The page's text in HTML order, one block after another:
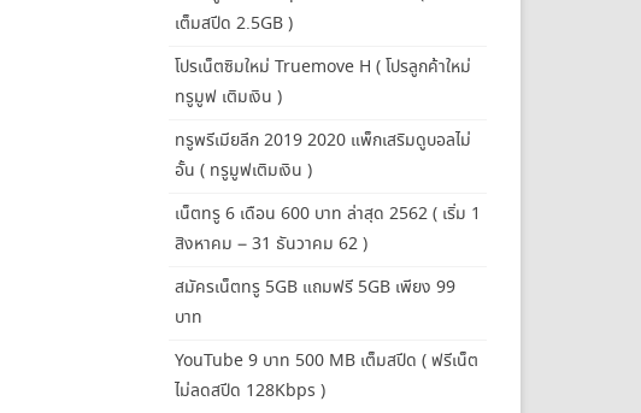
เต็มสปีด 2.5GB )
โปรเน็ตซิมใหม่ Truemove H ( โปรลูกค้าใหม่
ทรูมูฟ เติมเงิน )
ทรูพรีเมียลีก 2019 2020 แพ็กเสริมดูบอลไม่
อั้น ( ทรูมูฟเติมเงิน )
เน็ตทรู 6 เดือน 600 บาท ล่าสุด 2562 ( เริ่ม 1
สิงหาคม – 31 ธันวาคม 62 )
สมัครเน็ตทรู 5GB แถมฟรี 5GB เพียง 99
บาท
YouTube 9 บาท 500 MB เต็มสปีด ( ฟรีเน็ต
ไม่ลดสปีด 128Kbps )